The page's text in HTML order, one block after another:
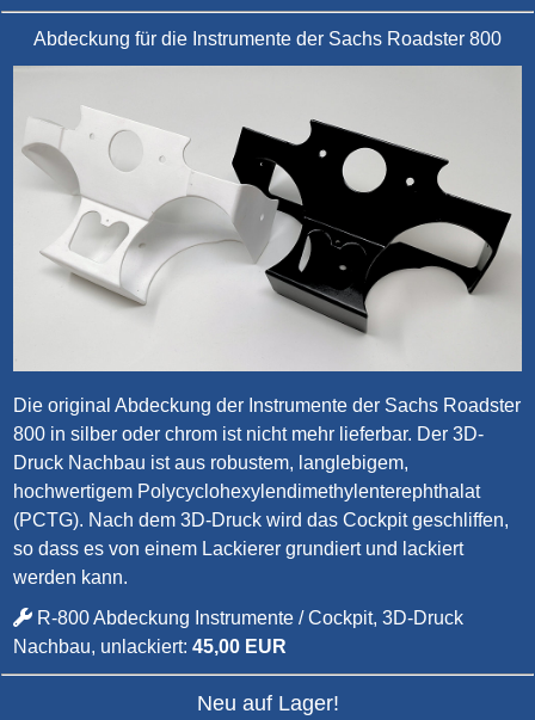
Abdeckung für die Instrumente der Sachs Roadster 800
Die original Abdeckung der Instrumente der Sachs Roadster
800 in silber oder chrom ist nicht mehr lieferbar. Der 3D-
Druck Nachbau ist aus robustem, langlebigem,
hochwertigem Polycyclohexylendimethylenterephthalat
(PCTG). Nach dem 3D-Druck wird das Cockpit geschliffen,
so dass es von einem Lackierer grundiert und lackiert
werden kann.
R-800 Abdeckung Instrumente / Cockpit, 3D-Druck
Nachbau, unlackiert: 45,00 EUR
Neu auf Lager!